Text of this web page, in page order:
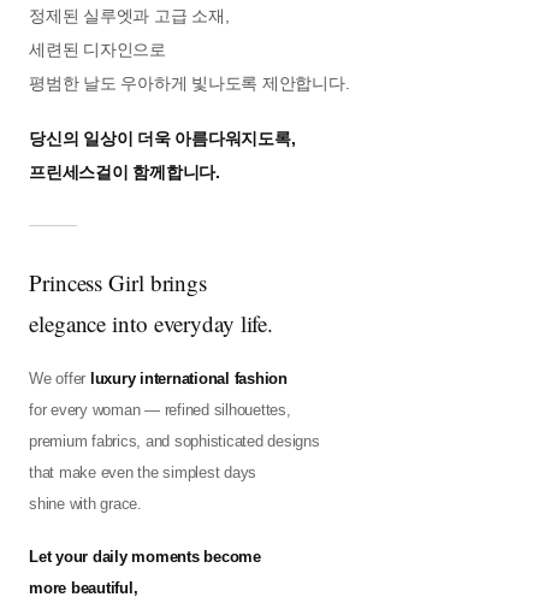
정제된 실루엣과 고급 소재,
세련된 디자인으로
평범한 날도 우아하게 빛나도록 제안합니다.
당신의 일상이 더욱 아름다워지도록,
프린세스걸이 함께합니다.
Princess Girl brings
elegance into everyday life.
We offer luxury international fashion
for every woman — refined silhouettes,
premium fabrics, and sophisticated designs
that make even the simplest days
shine with grace.
Let your daily moments become
more beautiful,